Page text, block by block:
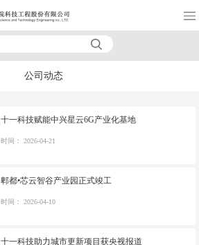
公司动态
十一科技赋能中兴星云6G产业化基地
时间： 2026-04-21
郫都•芯云智谷产业园正式竣工
时间： 2026-04-10
十一科技助力城市更新项目获央视报道